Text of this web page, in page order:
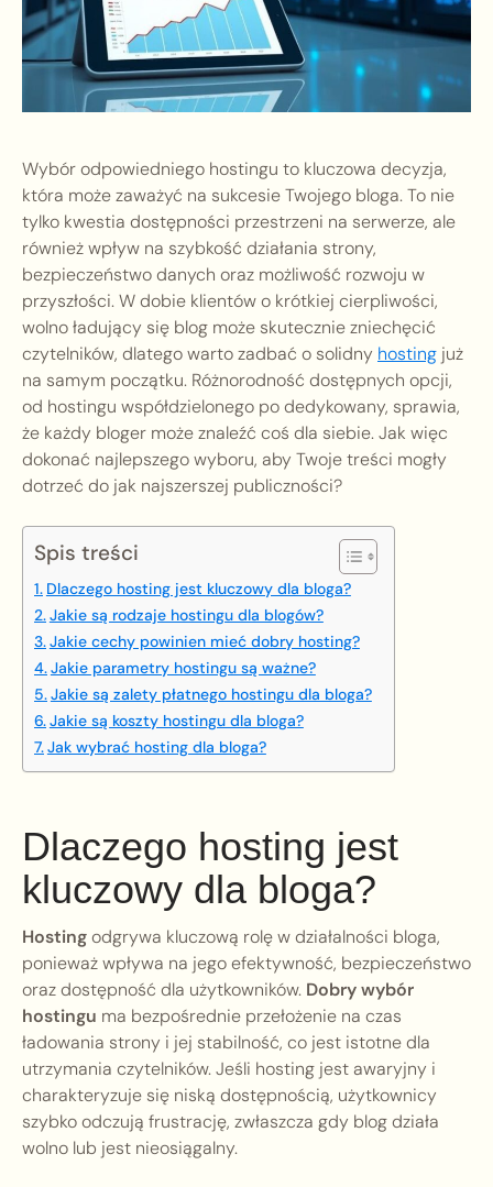
Wybór odpowiedniego hostingu to kluczowa decyzja,
która może zaważyć na sukcesie Twojego bloga. To nie
tylko kwestia dostępności przestrzeni na serwerze, ale
również wpływ na szybkość działania strony,
bezpieczeństwo danych oraz możliwość rozwoju w
przyszłości. W dobie klientów o krótkiej cierpliwości,
wolno ładujący się blog może skutecznie zniechęcić
czytelników, dlatego warto zadbać o solidny hosting już
na samym początku. Różnorodność dostępnych opcji,
od hostingu współdzielonego po dedykowany, sprawia,
że każdy bloger może znaleźć coś dla siebie. Jak więc
dokonać najlepszego wyboru, aby Twoje treści mogły
dotrzeć do jak najszerszej publiczności?
Spis treści
Dlaczego hosting jest kluczowy dla bloga?
Jakie są rodzaje hostingu dla blogów?
Jakie cechy powinien mieć dobry hosting?
Jakie parametry hostingu są ważne?
Jakie są zalety płatnego hostingu dla bloga?
Jakie są koszty hostingu dla bloga?
Jak wybrać hosting dla bloga?
Dlaczego hosting jest
kluczowy dla bloga?
Hostingodgrywa kluczową rolę w działalności bloga,
ponieważ wpływa na jego efektywność, bezpieczeństwo
oraz dostępność dla użytkowników. Dobry wybór
hostingu ma bezpośrednie przełożenie na czas
ładowania strony i jej stabilność, co jest istotne dla
utrzymania czytelników. Jeśli hosting jest awaryjny i
charakteryzuje się niską dostępnością, użytkownicy
szybko odczują frustrację, zwłaszcza gdy blog działa
wolno lub jest nieosiągalny.